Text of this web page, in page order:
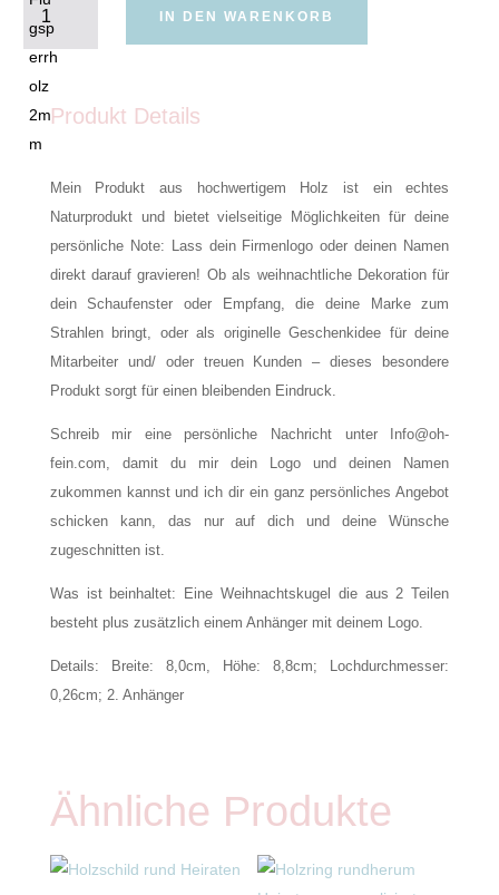
Natur
Business
IN DEN WARENKORB
Produkt Details
Mein Produkt aus hochwertigem Holz ist ein echtes
Naturprodukt und bietet vielseitige Möglichkeiten für deine
persönliche Note: Lass dein Firmenlogo oder deinen Namen
direkt darauf gravieren! Ob als weihnachtliche Dekoration für
dein Schaufenster oder Empfang, die deine Marke zum
Strahlen bringt, oder als originelle Geschenkidee für deine
Mitarbeiter und/ oder treuen Kunden – dieses besondere
Produkt sorgt für einen bleibenden Eindruck.
Schreib mir eine persönliche Nachricht unter Info@oh-
fein.com, damit du mir dein Logo und deinen Namen
zukommen kannst und ich dir ein ganz persönliches Angebot
schicken kann, das nur auf dich und deine Wünsche
zugeschnitten ist.
Was ist beinhaltet: Eine Weihnachtskugel die aus 2 Teilen
besteht plus zusätzlich einem Anhänger mit deinem Logo.
Details: Breite: 8,0cm, Höhe: 8,8cm; Lochdurchmesser:
0,26cm; 2. Anhänger
Ähnliche Produkte